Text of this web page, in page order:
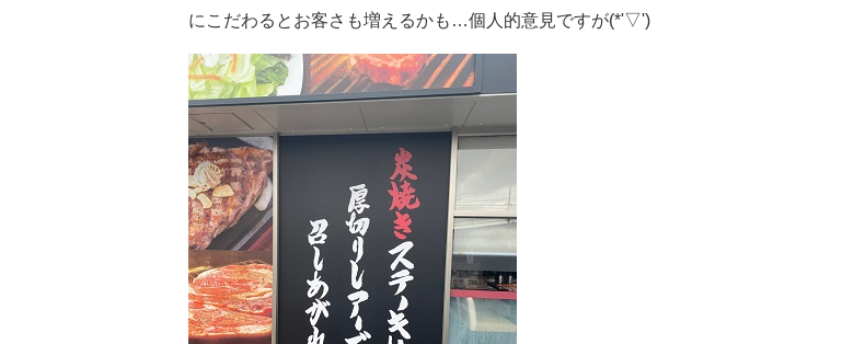
にこだわるとお客さも増えるかも…個人的意見ですが(*'▽')